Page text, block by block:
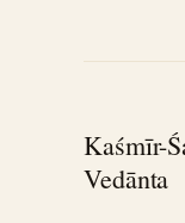
Kaśmīr-
Vedānta